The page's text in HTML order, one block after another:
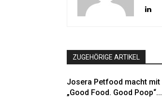
ZUGEHÖRIGE ARTIKEL
Josera Petfood macht mit
„Good Food. Good Poop“...